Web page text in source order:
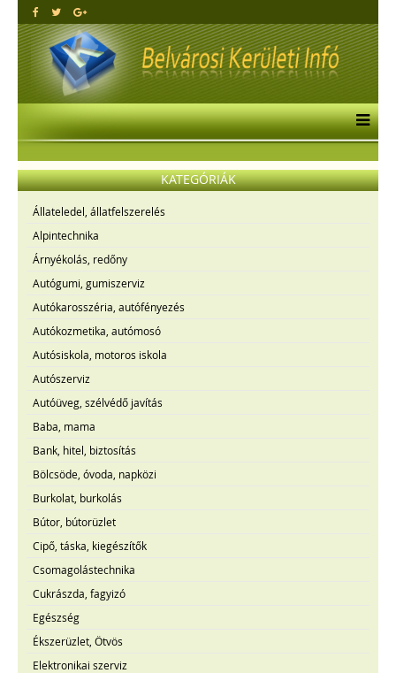
KATEGÓRIÁK
Állateledel, állatfelszerelés
Alpintechnika
Árnyékolás, redőny
Autógumi, gumiszerviz
Autókarosszéria, autófényezés
Autókozmetika, autómosó
Autósiskola, motoros iskola
Autószerviz
Autóüveg, szélvédő javítás
Baba, mama
Bank, hitel, biztosítás
Bölcsöde, óvoda, napközi
Burkolat, burkolás
Bútor, bútorüzlet
Cipő, táska, kiegészítők
Csomagolástechnika
Cukrászda, fagyizó
Egészség
Ékszerüzlet, Ötvös
Elektronikai szerviz